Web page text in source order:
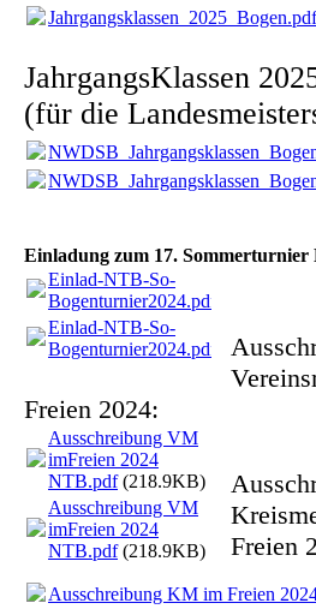
Jahrgangsklassen_2025_Bogen.pdf
JahrgangsKlassen
(für die
Einladung zum 17. Sommerturnier
Einlad-NTB-So-
Bogenturnier2024.pdf
Einlad-NTB-So-
Bogenturnier2024.pdf
(171.78KB)
Freien 2024:
Ausschreibung VM
imFreien 2024
NTB.pdf(218.9KB)
Ausschreibung VM
imFreien 2024
NTB.pdf(218.9KB)
Freien
Ausschreibung KM im Freien